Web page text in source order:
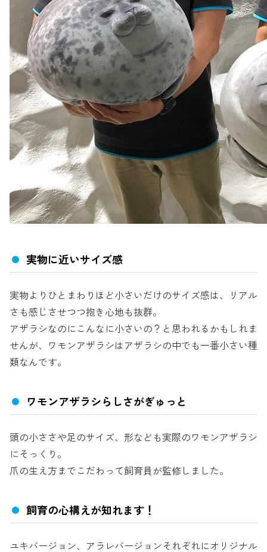
実物に近いサイズ感
実物よりひとまわりほど小さいだけのサイズ感は、リアル
さも感じさせつつ抱き心地も抜群。
アザラシなのにこんなに小さいの？と思われるかもしれま
せんが、ワモンアザラシはアザラシの中でも一番小さい種
類なんです。
ワモンアザラシらしさがぎゅっと
頭の小ささや足のサイズ、形なども実際のワモンアザラシ
にそっくり。
爪の生え方までこだわって飼育員が監修しました。
飼育の心構えが知れます！
ユキバージョン、アラレバージョンそれぞれにオリジナル